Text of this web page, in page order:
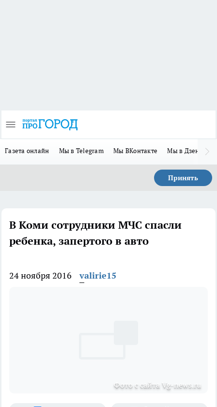
Газета онлайн Мы в Telegram Мы ВКонтакте Мы в Дзене
Принять
В Коми сотрудники МЧС спасли
ребенка, запертого в авто
24 ноября 2016 valirie15
Фото с сайта Vg-news.ru